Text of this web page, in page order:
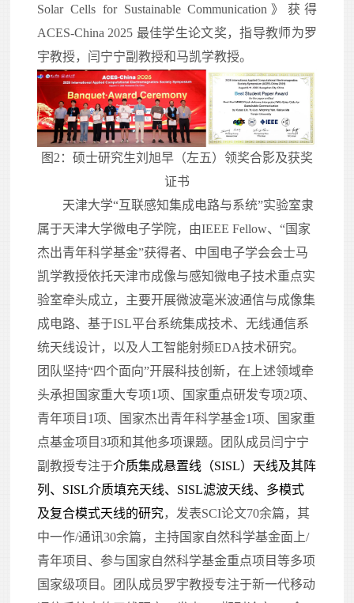
SolarCells for Sustainable Communication 》获得
ACES-China 2025 最佳学生论文奖，指导教师为罗
宇教授，闫宁宁副教授和马凯学教授。
图2： 硕士研究生刘旭早（左五）领奖合影及获奖
证书
天津大学“互联感知集成电路与系统”实验室隶
属于天津大学微电子学院，由IEEE Fellow、“国家
杰出青年科学基金”获得者、中国电子学会会士马
凯学教授依托天津市成像与感知微电子技术重点实
验室牵头成立，主要开展微波毫米波通信与成像集
成电路、基于ISL平台系统集成技术、无线通信系
统天线设计，以及人工智能射频EDA技术研究。
团队坚持“四个面向”开展科技创新，在上述领域牵
头承担国家重大专项1项、国家重点研发专项2项、
青年项目1项、国家杰出青年科学基金1项、国家重
点基金项目3项和其他多项课题。团队成员闫宁宁
副教授专注于介质集成悬置线（SISL）天线及其阵
列、SISL介质填充天线、SISL滤波天线、多模式
及复合模式天线的研究，发表SCI论文70余篇，其
中一作/通讯30余篇，主持国家自然科学基金面上/
青年项目、参与国家自然科学基金重点项目等多项
国家级项目。团队成员罗宇教授专注于新一代移动